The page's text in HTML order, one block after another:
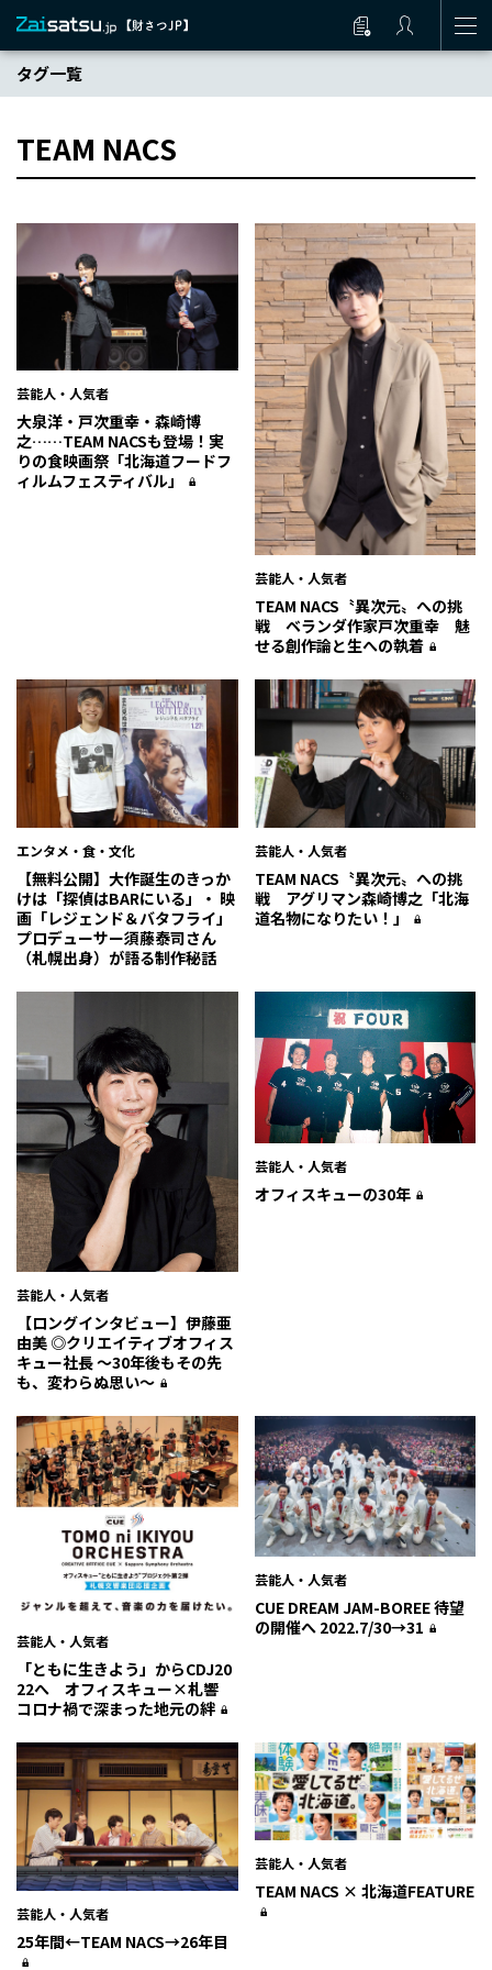
タグ一覧
TEAM NACS
芸能人・人気者
大泉洋・戸次重幸・森崎博
之……TEAM NACSも登場！実
りの食映画祭「北海道フードフ
ィルムフェスティバル」
芸能人・人気者
TEAM NACS〝異次元〟への挑
戦 ベランダ作家戸次重幸 魅
せる創作論と生への執着
エンタメ・食・文化
【無料公開】大作誕生のきっか
けは「探偵はBARにいる」・ 映
画「レジェンド＆バタフライ」
プロデューサー須藤泰司さん
（札幌出身）が語る制作秘話
芸能人・人気者
TEAM NACS〝異次元〟への挑
戦 アグリマン森崎博之「北海
道名物になりたい！」
芸能人・人気者
【ロングインタビュー】伊藤亜
由美 ◎クリエイティブオフィス
キュー社長 〜30年後もその先
も、変わらぬ思い〜
芸能人・人気者
オフィスキューの30年
芸能人・人気者
「ともに生きよう」からCDJ20
22へ オフィスキュー×札響
コロナ禍で深まった地元の絆
芸能人・人気者
CUE DREAM JAM-BOREE 待望
の開催へ 2022.7/30→31
芸能人・人気者
25年間←TEAM NACS→26年目
芸能人・人気者
TEAM NACS × 北海道FEATURE